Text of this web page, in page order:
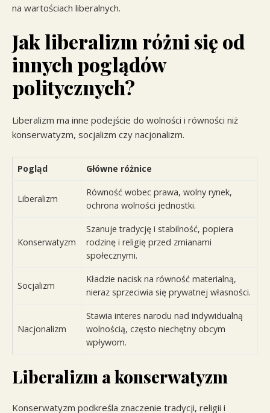
na wartościach liberalnych.
Jak liberalizm różni się od
innych poglądów
politycznych?
Liberalizm ma inne podejście do wolności i równości niż
konserwatyzm, socjalizm czy nacjonalizm.
Pogląd Główne różnice
Liberalizm
Równość wobec prawa, wolny rynek,
ochrona wolności jednostki.
Konserwatyzm
Szanuje tradycję i stabilność, popiera
rodzinę i religię przed zmianami
społecznymi.
Socjalizm
Kładzie nacisk na równość materialną,
nieraz sprzeciwia się prywatnej własności.
Nacjonalizm
Stawia interes narodu nad indywidualną
wolnością, często niechętny obcym
wpływom.
Liberalizm a konserwatyzm
Konserwatyzm podkreśla znaczenie tradycji, religii i